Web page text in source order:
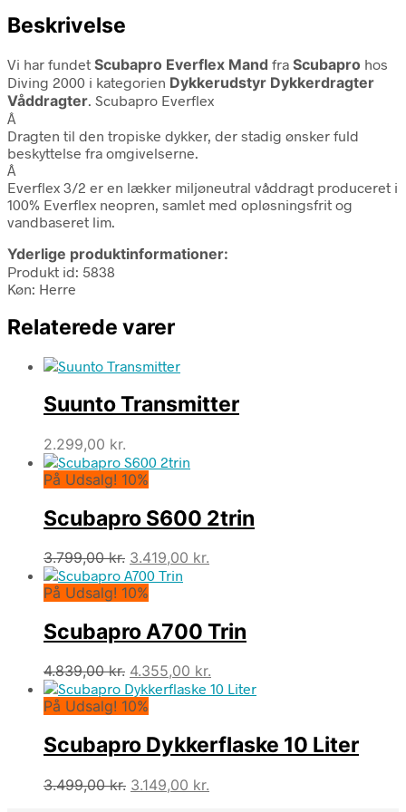
Beskrivelse
Vi har fundet Scubapro Everflex Mand fra Scubapro hos
Diving 2000 i kategorien Dykkerudstyr Dykkerdragter
Våddragter. Scubapro Everflex
Â
Dragten til den tropiske dykker, der stadig ønsker fuld
beskyttelse fra omgivelserne.
Â
Everflex 3/2 er en lækker miljøneutral våddragt produceret i
100% Everflex neopren, samlet med opløsningsfrit og
vandbaseret lim.
Yderlige produktinformationer:
Produkt id: 5838
Køn: Herre
Relaterede varer
Suunto Transmitter
2.299,00 kr.
På Udsalg! 10%
Scubapro S600 2trin
3.799,00kr. Den
oprindelige
pris
3.799,00 kr..
3.419,00 kr.
3.419,00 kr..
På Udsalg! 10%
Scubapro A700 Trin
4.839,00kr. Den
oprindelige
pris
4.839,00 kr..
4.355,00 kr.
aktuelle
4.355,00 kr..
På Udsalg! 10%
Scubapro Dykkerflaske 10 Liter
3.499,00kr. Den
3.149,00 kr.